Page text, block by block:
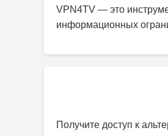
VPN4TV — это
информационных
Получите доступ к